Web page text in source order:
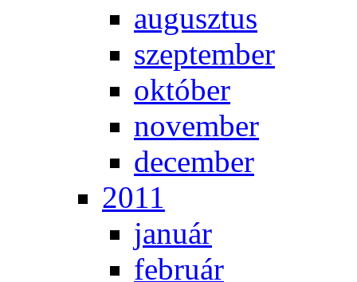
au­gusz­tus
szep­tem­ber
ok­tó­ber
no­vem­ber
de­cem­ber
2011
ja­nu­ár
feb­ru­ár